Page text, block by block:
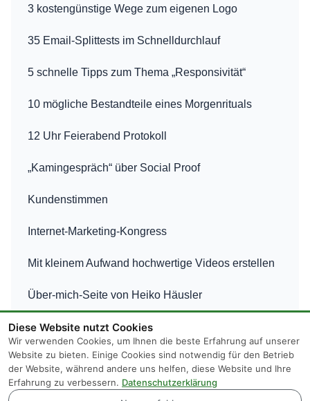
3 kostengünstige Wege zum eigenen Logo
35 Email-Splittests im Schnelldurchlauf
5 schnelle Tipps zum Thema „Responsivität“
10 mögliche Bestandteile eines Morgenrituals
12 Uhr Feierabend Protokoll
„Kamingespräch“ über Social Proof
Kundenstimmen
Internet-Marketing-Kongress
Mit kleinem Aufwand hochwertige Videos erstellen
Über-mich-Seite von Heiko Häusler
Diese Website nutzt Cookies
Wir verwenden Cookies, um Ihnen die beste Erfahrung auf unserer
Website zu bieten. Einige Cookies sind notwendig für den Betrieb
der Website, während andere uns helfen, diese Website und Ihre
Erfahrung zu verbessern. Datenschutzerklärung